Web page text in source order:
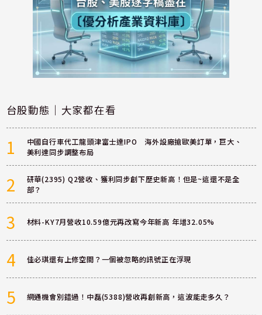
台股動態｜大家都在看
1
中國自行車代工龍頭津富士達IPO 海外設廠搶歐美訂單，巨大、
美利達同步調整布局
2
研華(2395) Q2營收、獲利同步創下歷史新高！但是~這還不是全
部？
3 材料-KY7月營收10.59億元再改寫今年新高 年增32.05%
4 佳必琪還有上修空間？一個被忽略的訊號正在浮現
5 網通機會別錯過！中磊(5388)營收再創新高，這波能走多久？